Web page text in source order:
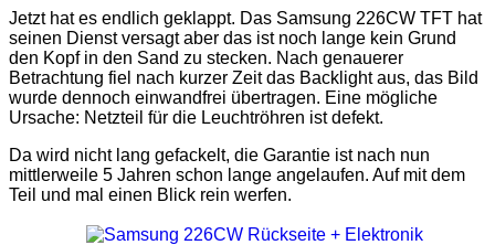
Jetzt hat es endlich geklappt. Das Samsung 226CW TFT hat
seinen Dienst versagt aber das ist noch lange kein Grund
den Kopf in den Sand zu stecken. Nach genauerer
Betrachtung fiel nach kurzer Zeit das Backlight aus, das Bild
wurde dennoch einwandfrei übertragen. Eine mögliche
Ursache: Netzteil für die Leuchtröhren ist defekt.
Da wird nicht lang gefackelt, die Garantie ist nach nun
mittlerweile 5 Jahren schon lange angelaufen. Auf mit dem
Teil und mal einen Blick rein werfen.